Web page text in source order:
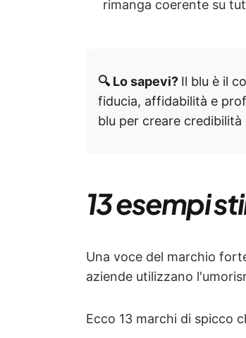
rimanga coerente su
🔍 Lo sapevi? Il blu è il
fiducia, affidabilità e
blu per creare
13 esempi
Una voce del marchio
aziende utilizzano
Ecco 13 marchi di spicco